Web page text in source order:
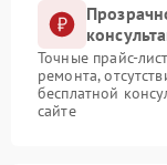
Точные прайс-
ремонта,
бесплатной
сайте